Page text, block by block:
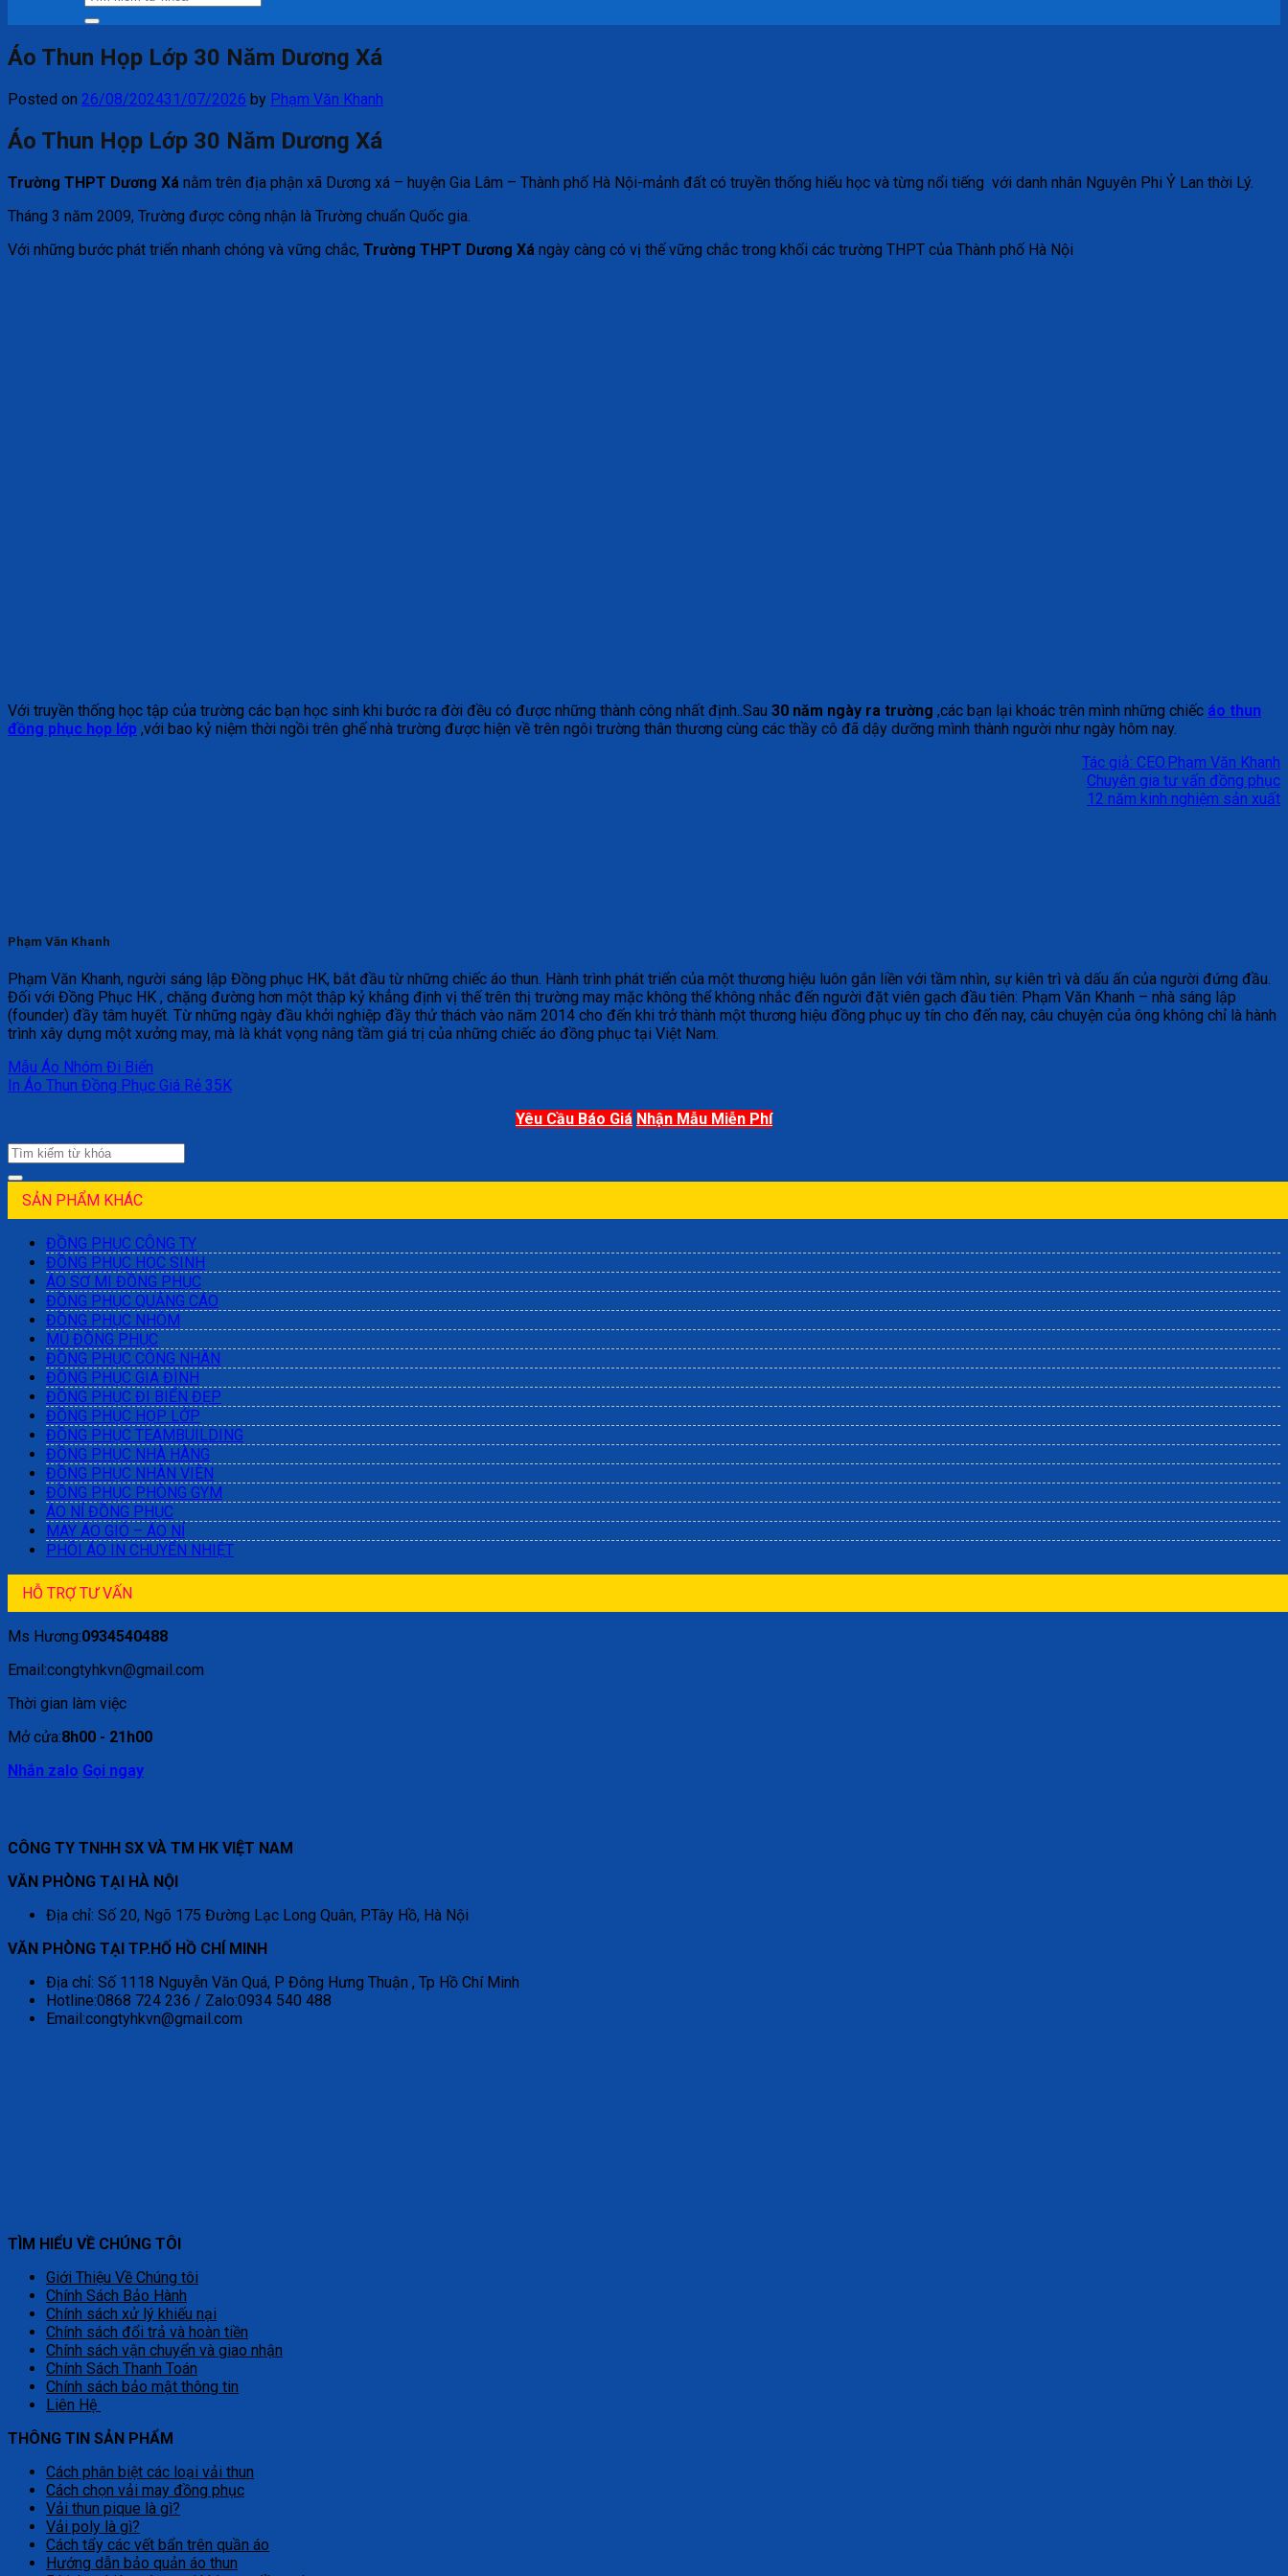
kiếm:
Áo Thun Họp Lớp 30 Năm Dương Xá
Posted on 26/08/202431/07/2026 by Phạm Văn Khanh
Áo Thun Họp Lớp 30 Năm Dương Xá
Trường THPT Dương Xá nằm trên địa phận xã Dương xá – huyện Gia Lâm – Thành phố Hà Nội-mảnh đất có truyền thống hiếu học và từng nổi tiếng với danh nhân Nguyên Phi Ỷ Lan thời Lý.
Tháng 3 năm 2009, Trường được công nhận là Trường chuẩn Quốc gia.
Với những bước phát triển nhanh chóng và vững chắc, Trường THPT Dương Xá ngày càng có vị thế vững chắc trong khối các trường THPT của Thành phố Hà Nội
Với truyền thống học tập của trường các bạn học sinh khi bước ra đời đều có được những thành công nhất định..Sau 30 năm ngày ra trường ,các bạn lại khoác trên mình những chiếc áo thun
đồng phục họp lớp ,với bao kỷ niệm thời ngồi trên ghế nhà trường được hiện về trên ngôi trường thân thương cùng các thầy cô đã dậy dưỡng mình thành người như ngày hôm nay.
Tác giả: CEO.Phạm Văn Khanh
Chuyên gia tư vấn đồng phục
12 năm kinh nghiệm sản xuất
Phạm Văn Khanh
Phạm Văn Khanh, người sáng lập Đồng phục HK, bắt đầu từ những chiếc áo thun. Hành trình phát triển của một thương hiệu luôn gắn liền với tầm nhìn, sự kiên trì và dấu ấn của người đứng đầu.
Đối với Đồng Phục HK , chặng đường hơn một thập kỷ khẳng định vị thế trên thị trường may mặc không thể không nhắc đến người đặt viên gạch đầu tiên: Phạm Văn Khanh – nhà sáng lập
(founder) đầy tâm huyết. Từ những ngày đầu khởi nghiệp đầy thử thách vào năm 2014 cho đến khi trở thành một thương hiệu đồng phục uy tín cho đến nay, câu chuyện của ông không chỉ là hành
trình xây dựng một xưởng may, mà là khát vọng nâng tầm giá trị của những chiếc áo đồng phục tại Việt Nam.
Mẫu Áo Nhóm Đi Biển
In Áo Thun Đồng Phục Giá Rẻ 35K
Yêu Cầu Báo Giá Nhận Mẫu Miễn Phí
SẢN PHẨM KHÁC
ĐỒNG PHỤC CÔNG TY
ĐỒNG PHỤC HỌC SINH
ÁO SƠ MI ĐỒNG PHỤC
ĐỒNG PHỤC QUẢNG CÁO
ĐỒNG PHỤC NHÓM
MŨ ĐỒNG PHỤC
ĐỒNG PHỤC CÔNG NHÂN
ĐỒNG PHỤC GIA ĐÌNH
ĐỒNG PHỤC ĐI BIỂN ĐẸP
ĐỒNG PHỤC HỌP LỚP
ĐỒNG PHỤC TEAMBUILDING
ĐỒNG PHỤC NHÀ HÀNG
ĐỒNG PHỤC NHÂN VIÊN
ĐỒNG PHỤC PHÒNG GYM
ÁO NỈ ĐỒNG PHỤC
MAY ÁO GIÓ – ÁO NỈ
PHÔI ÁO IN CHUYỂN NHIỆT
HỖ TRỢ TƯ VẤN
Ms Hương:0934540488
Email:congtyhkvn@gmail.com
Thời gian làm việc
Mở cửa:8h00 - 21h00
Nhắn zalo Gọi ngay
CÔNG TY TNHH SX VÀ TM HK VIỆT NAM
VĂN PHÒNG TẠI HÀ NỘI
Địa chỉ: Số 20, Ngõ 175 Đường Lạc Long Quân, P.Tây Hồ, Hà Nội
VĂN PHÒNG TẠI TP.HỐ HỒ CHÍ MINH
Địa chỉ: Số 1118 Nguyễn Văn Quá, P Đông Hưng Thuận , Tp Hồ Chí Minh
Hotline:0868 724 236 / Zalo:0934 540 488
Email:congtyhkvn@gmail.com
TÌM HIỂU VỀ CHÚNG TÔI
Giới Thiệu Về Chúng tôi
Chính Sách Bảo Hành
Chính sách xử lý khiếu nại
Chính sách đổi trả và hoàn tiền
Chính sách vận chuyển và giao nhận
Chính Sách Thanh Toán
Chính sách bảo mật thông tin
Liên Hệ
THÔNG TIN SẢN PHẨM
Cách phân biệt các loại vải thun
Cách chọn vải may đồng phục
Vải thun pique là gì?
Vải poly là gì?
Cách tẩy các vết bẩn trên quần áo
Hướng dẫn bảo quản áo thun